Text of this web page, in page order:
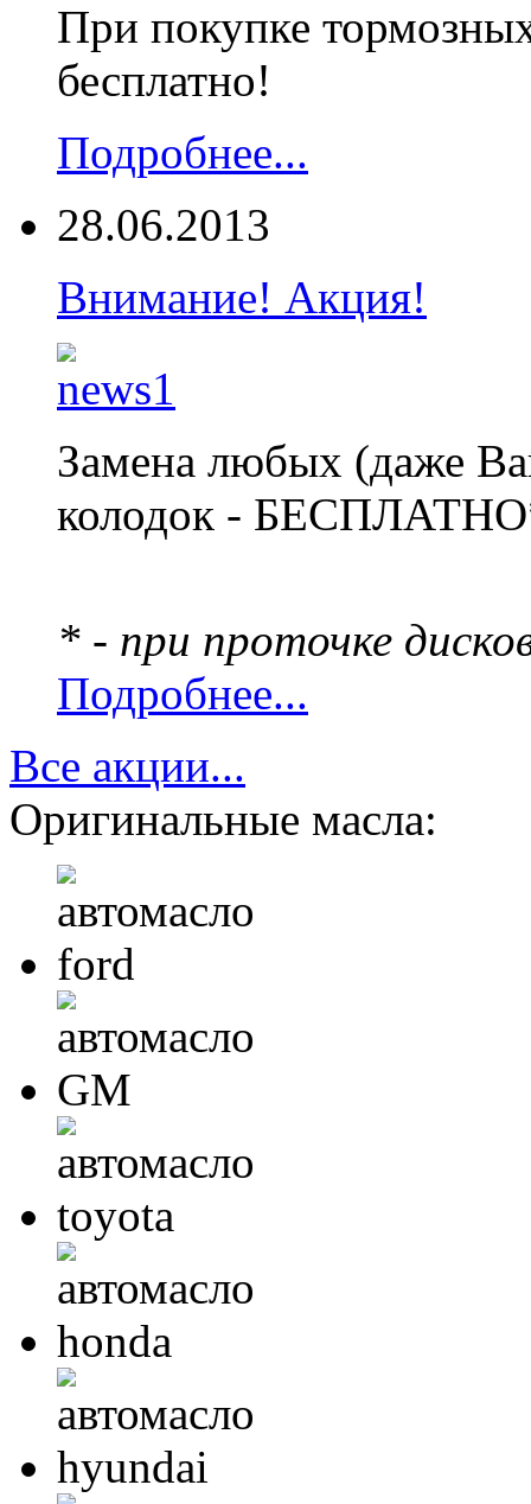
При покупке
бесплатно!
Подробнее...
28.06.2013
Внимание! Акция!
Замена любых (даже
колодок -
* - при проточке
Подробнее...
Все акции...
Оригинальные масла: